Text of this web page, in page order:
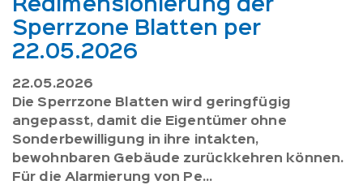
Redimensionierung der
Sperrzone Blatten per
22.05.2026
22.05.2026
Die Sperrzone Blatten wird geringfügig
angepasst, damit die Eigentümer ohne
Sonderbewilligung in ihre intakten,
bewohnbaren Gebäude zurückkehren können.
Für die Alarmierung von Pe...